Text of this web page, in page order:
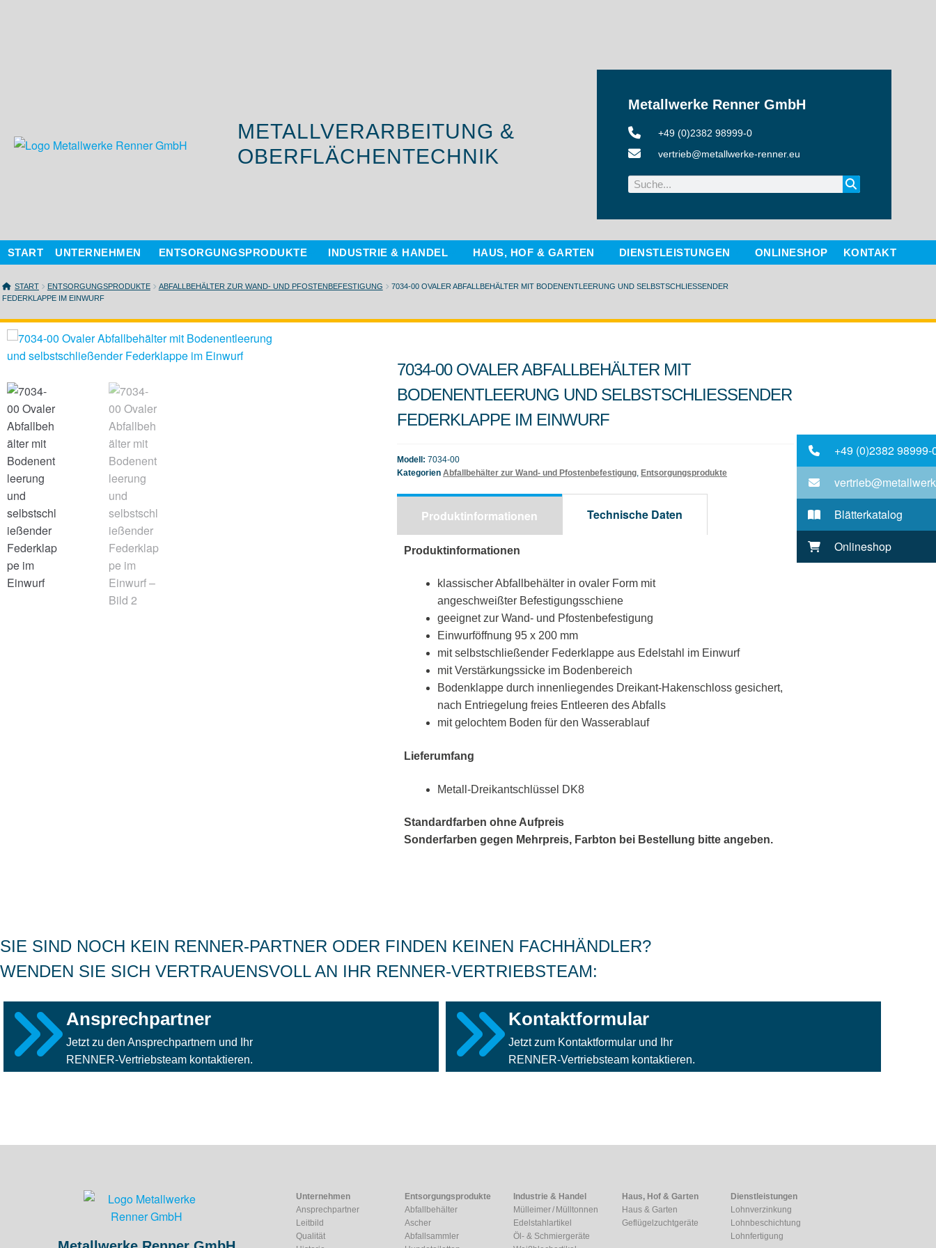
METALLVERARBEITUNG &
OBERFLÄCHENTECHNIK
Metallwerke Renner GmbH
+49 (0)2382 98999-0
vertrieb@metallwerke-renner.eu
START UNTERNEHMEN ENTSORGUNGSPRODUKTE INDUSTRIE & HANDEL HAUS, HOF & GARTEN DIENSTLEISTUNGEN ONLINESHOP KONTAKT
START ENTSORGUNGSPRODUKTE ABFALLBEHÄLTER ZUR WAND- UND PFOSTENBEFESTIGUNG
7034-00 OVALER ABFALLBEHÄLTER MIT BODENENTLEERUNG UND SELBSTSCHLIESSENDER F
EDERKLAPPE IM EINWURF
7034-00 OVALER ABFALLBEHÄLTER MIT
BODENENTLEERUNG UND SELBSTSCHLIESSENDER F
EDERKLAPPE IM EINWURF
Modell: 7034-00
Kategorien Abfallbehälter zur Wand- und Pfostenbefestigung Entsorgungsprodukte
Produktinformationen Technische Daten
Produktinformationen
klassischer Abfallbehälter in ovaler Form mit
angeschweißter Befestigungsschiene
geeignet zur Wand- und Pfostenbefestigung
Einwurföffnung 95 x 200 mm
mit selbstschließender Federklappe aus Edelstahl im Einwurf
mit Verstärkungssicke im Bodenbereich
Bodenklappe durch innenliegendes Dreikant-Hakenschloss gesichert,
nach Entriegelung freies Entleeren des Abfalls
mit gelochtem Boden für den Wasserablauf
Lieferumfang
Metall-Dreikantschlüssel DK8
Standardfarben ohne Aufpreis
Sonderfarben gegen Mehrpreis, Farbton bei Bestellung bitte angeben.
SIE SIND NOCH KEIN RENNER-PARTNER ODER FINDEN KEINEN FACHHÄNDLER?
WENDEN SIE SICH VERTRAUENSVOLL AN IHR RENNER-VERTRIEBSTEAM:
Ansprechpartner
Jetzt zu den Ansprechpartnern und Ihr
RENNER-Vertriebsteam kontaktieren.
Kontaktformular
Jetzt zum Kontaktformular und Ihr
RENNER-Vertriebsteam kontaktieren.
Unternehmen
Ansprechpartner
Leitbild
Qualität
Entsorgungsprodukte
Abfallbehälter
Ascher
Abfallsammler
Industrie & Handel
Mülleimer / Mülltonnen
Edelstahlartikel
Öl- & Schmiergeräte
Haus, Hof & Garten
Haus & Garten
Geflügelzuchtgeräte
Dienstleistungen
Lohnverzinkung
Lohnbeschichtung
Lohnfertigung
+49 (0)2382 98999-
Blätterkatalog
Onlineshop